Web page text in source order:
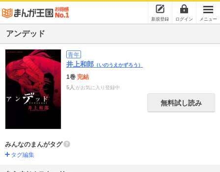
新規登録 ログイン メニュー
アンデッド
青年
井上和郎 （いのうえかずろう）
1巻 完結
5人 がお気に入り登録中
無料試し読み
みんなのまんがタグ
タグ編集